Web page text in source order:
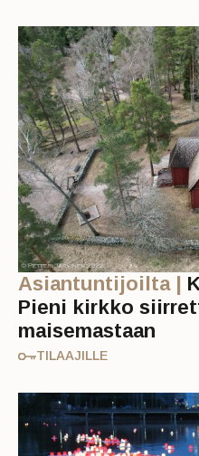
Asiantuntijoilta |
Pieni kirkko
maisemastaan
TILAAJILLE